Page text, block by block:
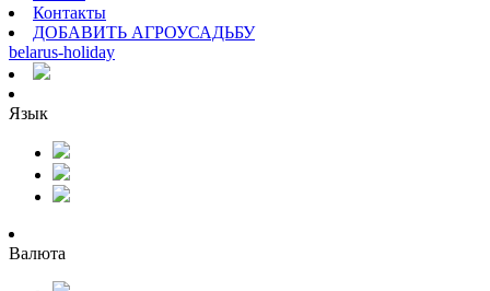
Контакты
ДОБАВИТЬ АГРОУСАДЬБУ
belarus-holiday
Язык
Валюта